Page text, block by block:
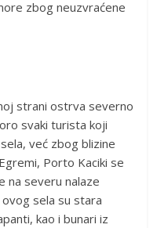
zbog neuzvraćene
strani ostrva severno
svaki turista koji
već zbog blizine
Porto Kaciki se
na severu nalaze
sela su stara
kao i bunari iz